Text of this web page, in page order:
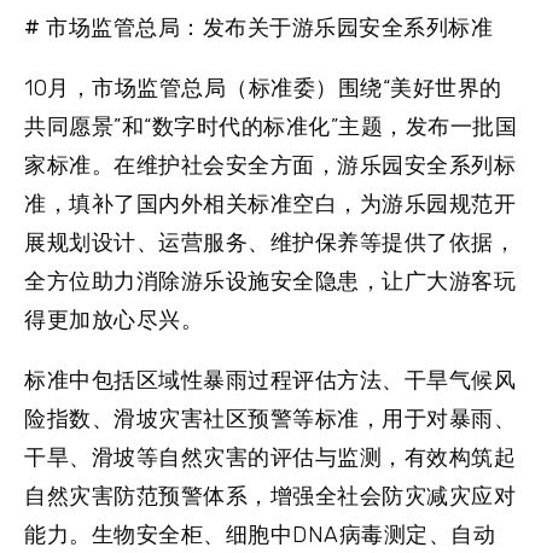
# 市场监管总局：发布关于游乐园安全系列标准
10月，市场监管总局（标准委）围绕“美好世界的
共同愿景”和“数字时代的标准化”主题，发布一批国
家标准。在维护社会安全方面，游乐园安全系列标
准，填补了国内外相关标准空白，为游乐园规范开
展规划设计、运营服务、维护保养等提供了依据，
全方位助力消除游乐设施安全隐患，让广大游客玩
得更加放心尽兴。
标准中包括区域性暴雨过程评估方法、干旱气候风
险指数、滑坡灾害社区预警等标准，用于对暴雨、
干旱、滑坡等自然灾害的评估与监测，有效构筑起
自然灾害防范预警体系，增强全社会防灾减灾应对
能力。生物安全柜、细胞中DNA病毒测定、自动